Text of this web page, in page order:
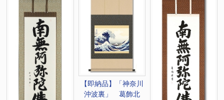
【即納品】「神奈川
沖波裏」 葛飾北